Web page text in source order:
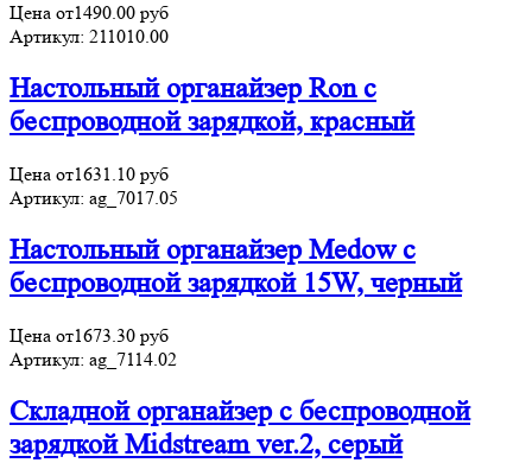
Цена от1490.00 руб
Артикул: 211010.00
Настольный органайзер Ron c
беспроводной зарядкой, красный
Цена от1631.10 руб
Артикул: ag_7017.05
Настольный органайзер Medow c
беспроводной зарядкой 15W, черный
Цена от1673.30 руб
Артикул: ag_7114.02
Складной органайзер с беспроводной
зарядкой Midstream ver.2, серый